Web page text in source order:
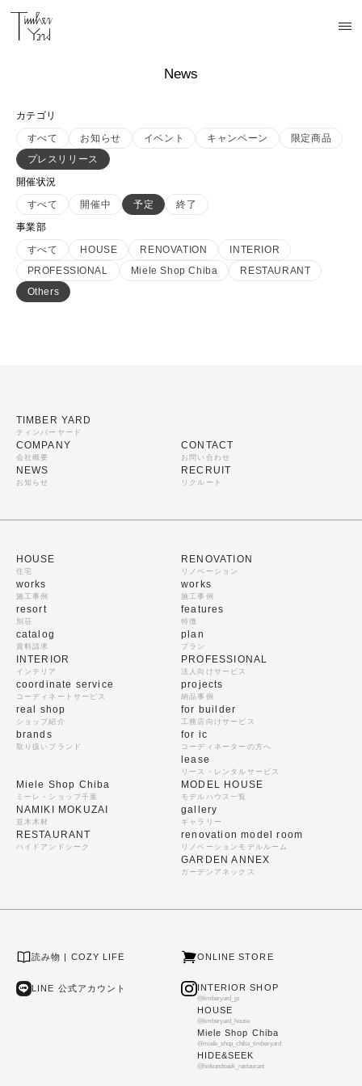
News
カテゴリ
すべて
お知らせ イベント キャンペーン
限定商品
プレスリリース
開催状況
すべて
開催中 予定
終了
事業部
すべて
HOUSE RENOVATION
INTERIOR
PROFESSIONAL
Miele Shop Chiba
RESTAURANT
Others
TIMBER YARD
ティンバーヤード
COMPANY
会社概要
NEWS
お知らせ
CONTACT
お問い合わせ
RECRUIT
リクルート
HOUSE
住宅
works
施工事例
resort
別荘
catalog
資料請求
RENOVATION
リノベーション
works
施工事例
features
特徴
plan
プラン
INTERIOR
インテリア
coordinate service
コーディネートサービス
real shop
ショップ紹介
brands
取り扱いブランド
PROFESSIONAL
法人向けサービス
projects
納品事例
for builder
工務店向けサービス
for ic
コーディネーターの方へ
lease
リース・レンタルサービス
Miele Shop Chiba
ミーレ・ショップ千葉
NAMIKI MOKUZAI
並木木材
RESTAURANT
ハイドアンドシーク
MODEL HOUSE
モデルハウス一覧
gallery
ギャラリー
renovation model room
リノベーションモデルルーム
GARDEN ANNEX
ガーデンアネックス
読み物 | COZY LIFE ONLINE STORE
LINE 公式アカウント INTERIOR SHOP
@timberyard_jp
HOUSE
@timberyard_house
Miele Shop Chiba
@miele_shop_chiba_timberyard
HIDE&SEEK
@hideandseek_restaurant